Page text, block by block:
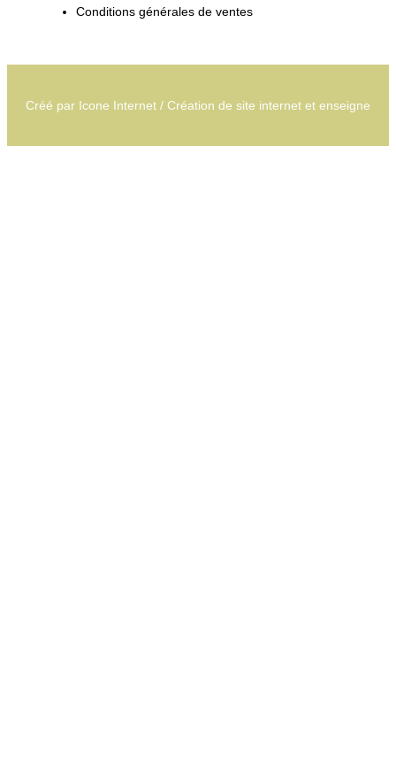
Conditions générales de ventes
Créé par Icone Internet / Création de site internet et enseigne